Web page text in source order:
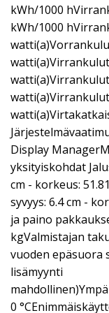
kWh/1000
kWh/1000
Display
yksityiskohdat
cm - korkeus:
syvyys: 6.4 cm -
ja paino
kgValmistajan
vuoden epäsuora
lisämyynti
0